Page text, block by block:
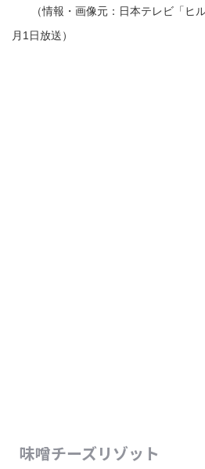
（情報・画像元：日本テレビ「
月1日放送）
味噌チーズリゾット